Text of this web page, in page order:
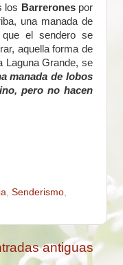
los Barreronespor
una manada de
el sendero se
aquella forma de
Laguna Grande, se
manada de lobos
pero no hacen
, Senderismo,
antiguas